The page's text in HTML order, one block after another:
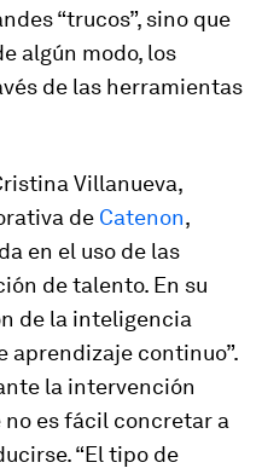
“trucos”, sino que
algún modo, los
de las herramientas
Villanueva,
de Catenon,
en el uso de las
de talento. En su
de la inteligencia
aprendizaje continuo”.
la intervención
es fácil concretar a
“El tipo de